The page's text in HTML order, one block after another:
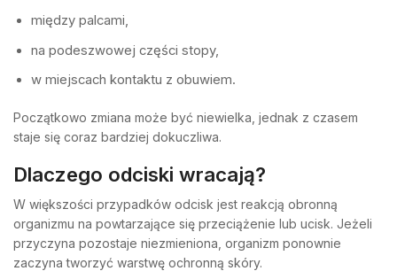
między palcami,
na podeszwowej części stopy,
w miejscach kontaktu z obuwiem.
Początkowo zmiana może być niewielka, jednak z czasem
staje się coraz bardziej dokuczliwa.
Dlaczego odciski wracają?
W większości przypadków odcisk jest reakcją obronną
organizmu na powtarzające się przeciążenie lub ucisk. Jeżeli
przyczyna pozostaje niezmieniona, organizm ponownie
zaczyna tworzyć warstwę ochronną skóry.